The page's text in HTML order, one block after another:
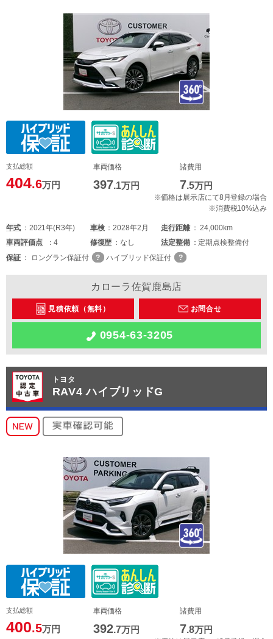
支払総額
404.6万円
車両価格
397.1万円
諸費用
7.5万円
※価格は展示店にて8月登録の場合
※消費税10%込み
年式 2021年(R3年) 車検 2028年2月 走行距離
24,000km
車両評価点 4 修復歴 なし 法定整備
定期点検整備付
保証
ロングラン保証付 ハイブリッド保証付
カローラ佐賀鹿島店
見積依頼（無料） お問合せ
0954-63-3205
トヨタ
RAV4 ハイブリッドG
支払総額
400.5万円
車両価格
392.7万円
諸費用
7.8万円